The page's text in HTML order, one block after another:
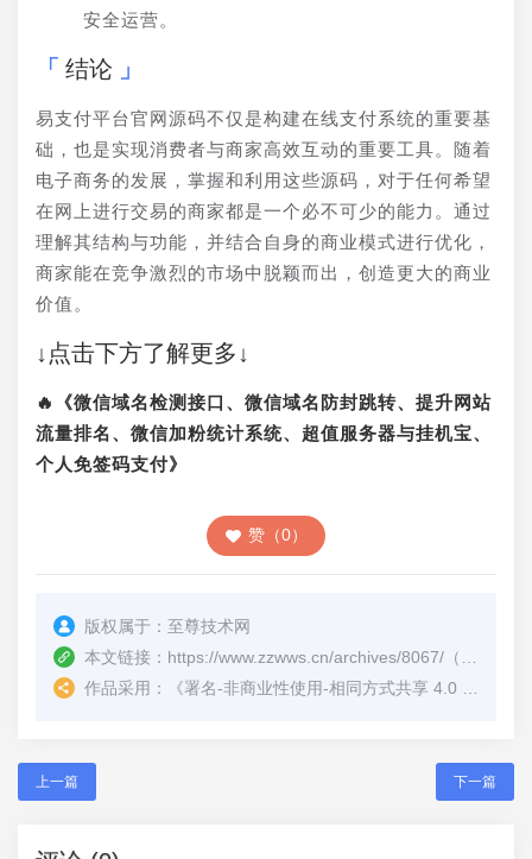
安全运营。
结论
易支付平台官网源码不仅是构建在线支付系统的重要基
础，也是实现消费者与商家高效互动的重要工具。随着
电子商务的发展，掌握和利用这些源码，对于任何希望
在网上进行交易的商家都是一个必不可少的能力。通过
理解其结构与功能，并结合自身的商业模式进行优化，
商家能在竞争激烈的市场中脱颖而出，创造更大的商业
价值。
↓点击下方了解更多↓
🔥《微信域名检测接口、微信域名防封跳转、提升网站
流量排名、微信加粉统计系统、超值服务器与挂机宝、
个人免签码支付》
赞（0）
版权属于： 至尊技术网
本文链接： https://www.zzwws.cn/archives/8067/ （转载时请注明本文出处及文章链接）
作品采用：
《署名-非商业性使用-相同方式共享 4.0 国际 (CC BY-NC-SA 4.0)
上一篇 下一篇